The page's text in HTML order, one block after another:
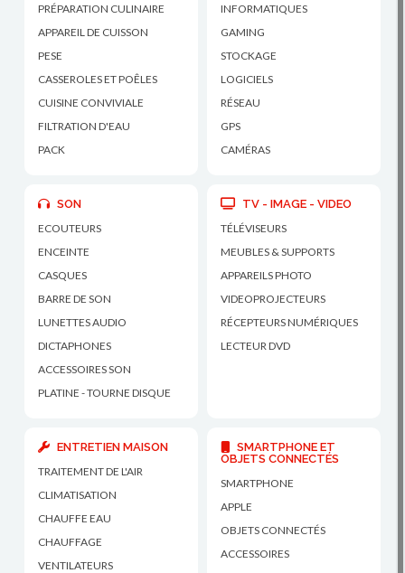
PRÉPARATION CULINAIRE
APPAREIL DE CUISSON
PESE
CASSEROLES ET POÊLES
CUISINE CONVIVIALE
FILTRATION D'EAU
PACK
INFORMATIQUES
GAMING
STOCKAGE
LOGICIELS
RÉSEAU
GPS
CAMÉRAS
SON
ECOUTEURS
ENCEINTE
CASQUES
BARRE DE SON
LUNETTES AUDIO
DICTAPHONES
ACCESSOIRES SON
PLATINE - TOURNE DISQUE
TV - IMAGE - VIDEO
TÉLÉVISEURS
MEUBLES & SUPPORTS
APPAREILS PHOTO
VIDEOPROJECTEURS
RÉCEPTEURS NUMÉRIQUES
LECTEUR DVD
ENTRETIEN MAISON
TRAITEMENT DE L'AIR
CLIMATISATION
CHAUFFE EAU
CHAUFFAGE
VENTILATEURS
SMARTPHONE ET
OBJETS CONNECTÉS
SMARTPHONE
APPLE
OBJETS CONNECTÉS
ACCESSOIRES